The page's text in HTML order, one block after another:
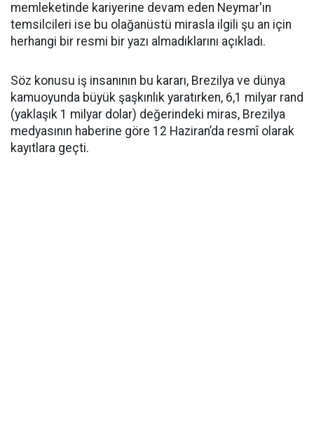
memleketinde kariyerine devam eden Neymar'ın
temsilcileri ise bu olağanüstü mirasla ilgili şu an için
herhangi bir resmi bir yazı almadıklarını açıkladı.
Söz konusu iş insanının bu kararı, Brezilya ve dünya
kamuoyunda büyük şaşkınlık yaratırken, 6,1 milyar rand
(yaklaşık 1 milyar dolar) değerindeki miras, Brezilya
medyasının haberine göre 12 Haziran’da resmî olarak
kayıtlara geçti.